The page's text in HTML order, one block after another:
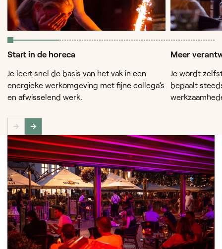
Start in de horeca
Je leert snel de basis van het vak in een
energieke werkomgeving met fijne collega’s
en afwisselend werk.
Meer
Je wordt
bepaalt